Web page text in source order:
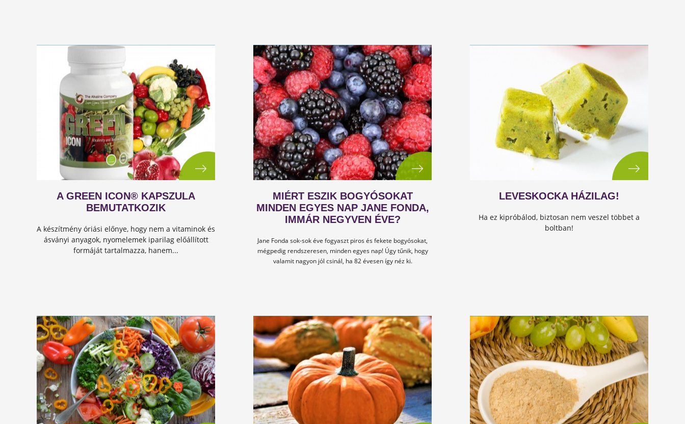
A GREEN ICON® KAPSZULA
BEMUTATKOZIK
A készítmény óriási előnye, hogy nem a vitaminok és
ásványi anyagok, nyomelemek iparilag előállított
formáját tartalmazza, hanem...
MIÉRT ESZIK BOGYÓSOKAT
MINDEN EGYES NAP JANE FONDA,
IMMÁR NEGYVEN ÉVE?
Jane Fonda sok-sok éve fogyaszt piros és fekete bogyósokat,
mégpedig rendszeresen, minden egyes nap! Úgy tűnik, hogy
valamit nagyon jól csinál, ha 82 évesen így néz ki.
LEVESKOCKA HÁZILAG!
Ha ez kipróbálod, biztosan nem veszel többet a
boltban!